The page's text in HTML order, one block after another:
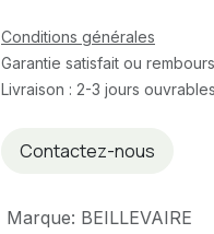
Conditions générales
Garantie satisfait ou
Livraison : 2-3 jours ouvrables
Contactez-nous
Marque: BEILLEVAIRE